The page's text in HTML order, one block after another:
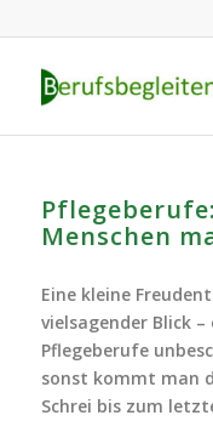
Menschen
Eine kleine
vielsagender Blick
Pflegeberufe
sonst kommt man
Schrei bis zum